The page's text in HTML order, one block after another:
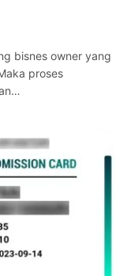
bisnes owner yang
proses